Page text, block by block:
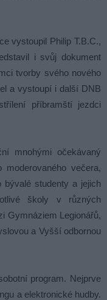
vystoupil Philip T.B.C.,
i svůj dokument
tvorby svého nového
a vystoupí i další DNB
příbramští jezdci
mnohými očekávaný
moderovaného večera,
bývalé studenty a jejich
školy v různých
Gymnáziem Legionářů,
a Vyšší odbornou
program. Nejprve
a elektronické hudby.